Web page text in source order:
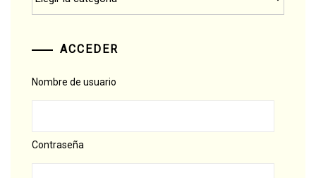
ACCEDER
Nombre de usuario
Contraseña